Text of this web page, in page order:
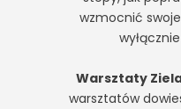
wzmocnić
Warsztaty
warsztatów